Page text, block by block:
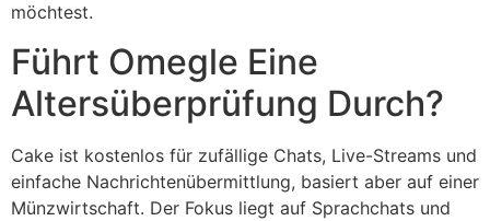
möchtest.
Führt Omegle Eine
Altersüberprüfung Durch?
Cake ist kostenlos für zufällige Chats, Live-Streams und
einfache Nachrichtenübermittlung, basiert aber auf einer
Münzwirtschaft. Der Fokus liegt auf Sprachchats und